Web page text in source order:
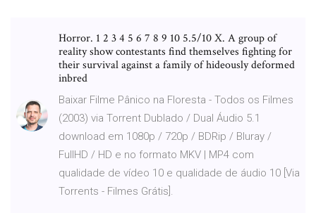
Horror. 1 2 3 4 5 6 7 8 9 10 5.5/10 X. A group of
reality show contestants find themselves fighting for
their survival against a family of hideously deformed
inbred
Baixar Filme Pânico na Floresta - Todos os Filmes
(2003) via Torrent Dublado / Dual Áudio 5.1
download em 1080p / 720p / BDRip / Bluray /
FullHD / HD e no formato MKV | MP4 com
qualidade de vídeo 10 e qualidade de áudio 10 [Via
Torrents - Filmes Grátis].